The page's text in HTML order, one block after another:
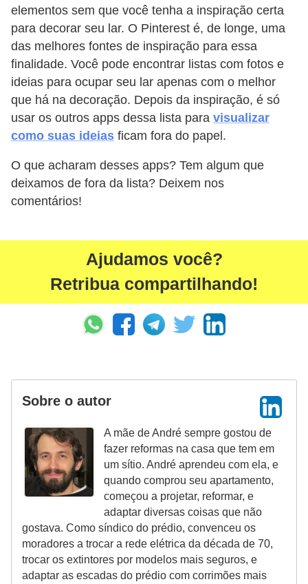
elementos sem que você tenha a inspiração certa
para decorar seu lar. O Pinterest é, de longe, uma
das melhores fontes de inspiração para essa
finalidade. Você pode encontrar listas com fotos e
ideias para ocupar seu lar apenas com o melhor
que há na decoração. Depois da inspiração, é só
usar os outros apps dessa lista para visualizar
como suas ideias ficam fora do papel.
O que acharam desses apps? Tem algum que
deixamos de fora da lista? Deixem nos
comentários!
Ajudamos você?
Retribua compartilhando!
Sobre o autor
A mãe de André sempre gostou de
fazer reformas na casa que tem em
um sítio. André aprendeu com ela, e
quando comprou seu apartamento,
começou a projetar, reformar, e
adaptar diversas coisas que não
gostava. Como síndico do prédio, convenceu os
moradores a trocar a rede elétrica da década de 70,
trocar os extintores por modelos mais seguros, e
adaptar as escadas do prédio com corrimões mais